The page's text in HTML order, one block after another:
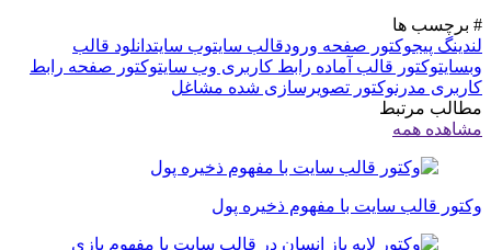
برچسب ها
پیجوکتور صفحه ورود قالب سایتوب سایتدانلود قالب
وکتور قالب آماده رابط کاربری وب سایتوکتور صفحه رابط
مدرنوکتور تصویرسازی شده مشاغل
مرتبط
همه
قالب سایت با مفهوم ذخیره پول